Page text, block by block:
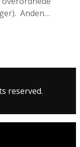
Anden…
reserved.